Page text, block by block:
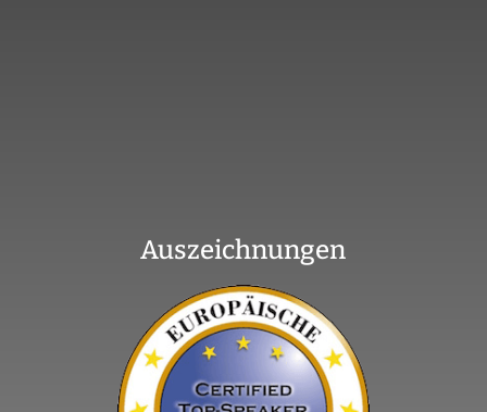
Auszeichnungen